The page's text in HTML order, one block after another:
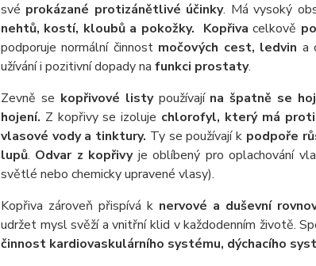
své prokázané protizánětlivé účinky. Má vysoký
nehtů, kostí, kloubů a pokožky. Kopřiva celkově
podporuje normální činnost močových cest, ledvin a
užívání i pozitivní dopady na funkci prostaty.
Zevně se kopřivové listypoužívají na špatně se
hojení. Z kopřivy se izoluje chlorofyl, který má
vlasové vody a tinktury. Ty se používají k podpoře
lupů. Odvar z kopřivy je oblíbený pro oplachování
světlé nebo chemicky upravené vlasy).
Kopřiva zároveň přispívá k nervové a duševní
udržet mysl svěží a vnitřní klid v každodenním životě.
činnost kardiovaskulárního systému, dýchacího